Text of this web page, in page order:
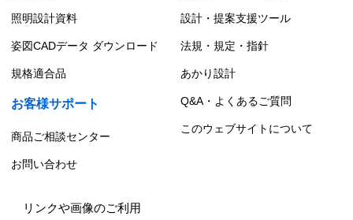
照明設計資料 設計・提案支援ツール
姿図CADデータ ダウンロード 法規・規定・指針
規格適合品 あかり設計
お客様サポート Q&A・よくあるご質問
商品ご相談センター
このウェブサイトについて
お問い合わせ
リンクや画像のご利用